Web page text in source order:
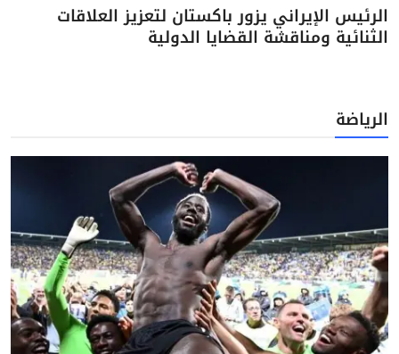
الرئيس الإيراني يزور باكستان لتعزيز العلاقات
الثنائية ومناقشة القضايا الدولية
الرياضة